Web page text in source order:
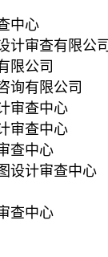
中心
计审查有限公
限公司
询有限公司
审查中心
审查中心
查中心
设计审查中心
查中心